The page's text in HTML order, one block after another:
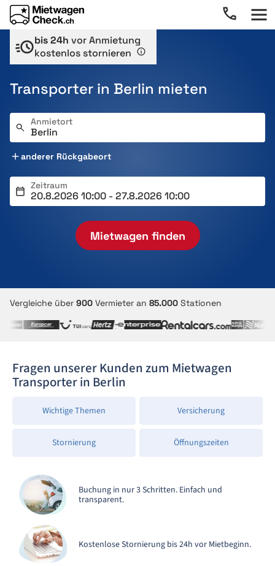
bis 24h vor Anmietung
kostenlos stornieren
Transporter in Berlin mieten
Anmietort
anderer Rückgabeort
Zeitraum
Mietwagen finden
Vergleiche über 900 Vermieter an 85.000 Stationen
Fragen unserer Kunden zum Mietwagen
Transporter in Berlin
Wichtige Themen Versicherung
Stornierung Öffnungszeiten
Buchung in nur 3 Schritten. Einfach und
transparent.
Kostenlose Stornierung bis 24h vor Mietbeginn.